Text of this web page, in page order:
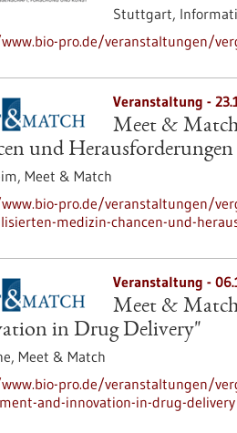
Stuttgart,
pro.de/veranstaltungen/
Veranstaltung -
Meet &
und
Meet & Match
pro.de/veranstaltungen/
medizin-chancen-und-
Veranstaltung -
Meet &
in Drug Delivery"
Meet & Match
pro.de/veranstaltungen/
and-innovation-in-drug-delivery